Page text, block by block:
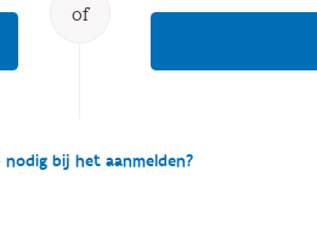
of
nodig bij het aanmelden?